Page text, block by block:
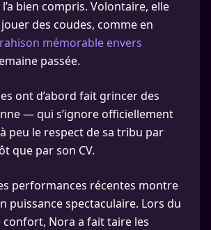
bien compris. Volontaire, elle
jouer des coudes, comme en
mémorable envers
passée.
ont d’abord fait grincer des
— qui s’ignore officiellement
peu le respect de sa tribu par
que par son CV.
performances récentes montre
puissance spectaculaire. Lors du
Nora a fait taire les